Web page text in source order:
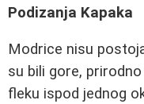
Podizanja Kapaka
Modrice nisu
su bili gore,
fleku ispod jednog